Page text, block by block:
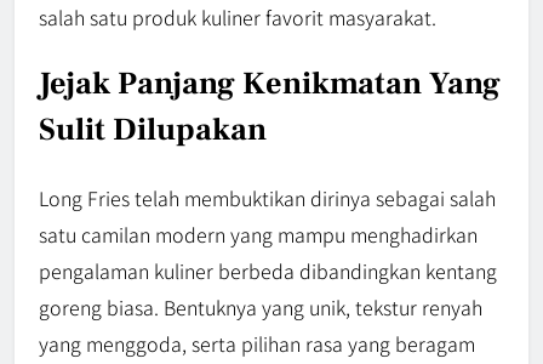
salah satu produk kuliner favorit masyarakat.
Jejak Panjang Kenikmatan Yang
Sulit Dilupakan
Long Fries telah membuktikan dirinya sebagai salah
satu camilan modern yang mampu menghadirkan
pengalaman kuliner berbeda dibandingkan kentang
goreng biasa. Bentuknya yang unik, tekstur renyah
yang menggoda, serta pilihan rasa yang beragam